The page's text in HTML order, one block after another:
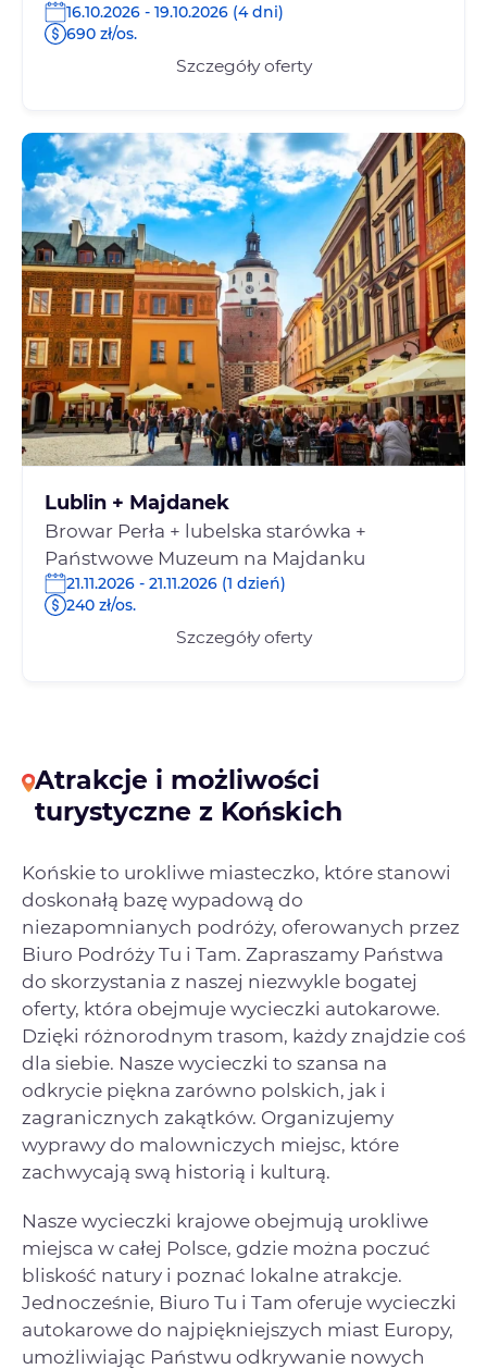
16.10.2026 - 19.10.2026 (4 dni)
690 zł/os.
Szczegóły oferty
Lublin + Majdanek
Browar Perła + lubelska starówka +
Państwowe Muzeum na Majdanku
21.11.2026 - 21.11.2026 (1 dzień)
240 zł/os.
Szczegóły oferty
Atrakcje i możliwości
turystyczne z Końskich
Końskie to urokliwe miasteczko, które stanowi
doskonałą bazę wypadową do
niezapomnianych podróży, oferowanych przez
Biuro Podróży Tu i Tam. Zapraszamy Państwa
do skorzystania z naszej niezwykle bogatej
oferty, która obejmuje wycieczki autokarowe.
Dzięki różnorodnym trasom, każdy znajdzie coś
dla siebie. Nasze wycieczki to szansa na
odkrycie piękna zarówno polskich, jak i
zagranicznych zakątków. Organizujemy
wyprawy do malowniczych miejsc, które
zachwycają swą historią i kulturą.
Nasze wycieczki krajowe obejmują urokliwe
miejsca w całej Polsce, gdzie można poczuć
bliskość natury i poznać lokalne atrakcje.
Jednocześnie, Biuro Tu i Tam oferuje wycieczki
autokarowe do najpiękniejszych miast Europy,
umożliwiając Państwu odkrywanie nowych